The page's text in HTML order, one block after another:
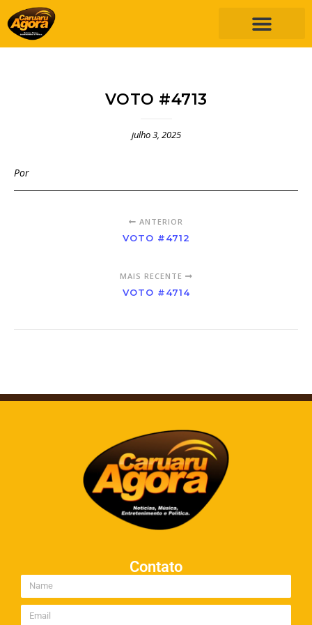
VOTO #4713
julho 3, 2025
Por
ANTERIOR
VOTO #4712
MAIS RECENTE
VOTO #4714
Contato